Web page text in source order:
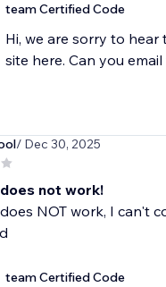
team Certified Code
Hi, we are sorry to
site here. Can you
/ Dec 30, 2025
not work!
NOT work, I can't
team Certified Code